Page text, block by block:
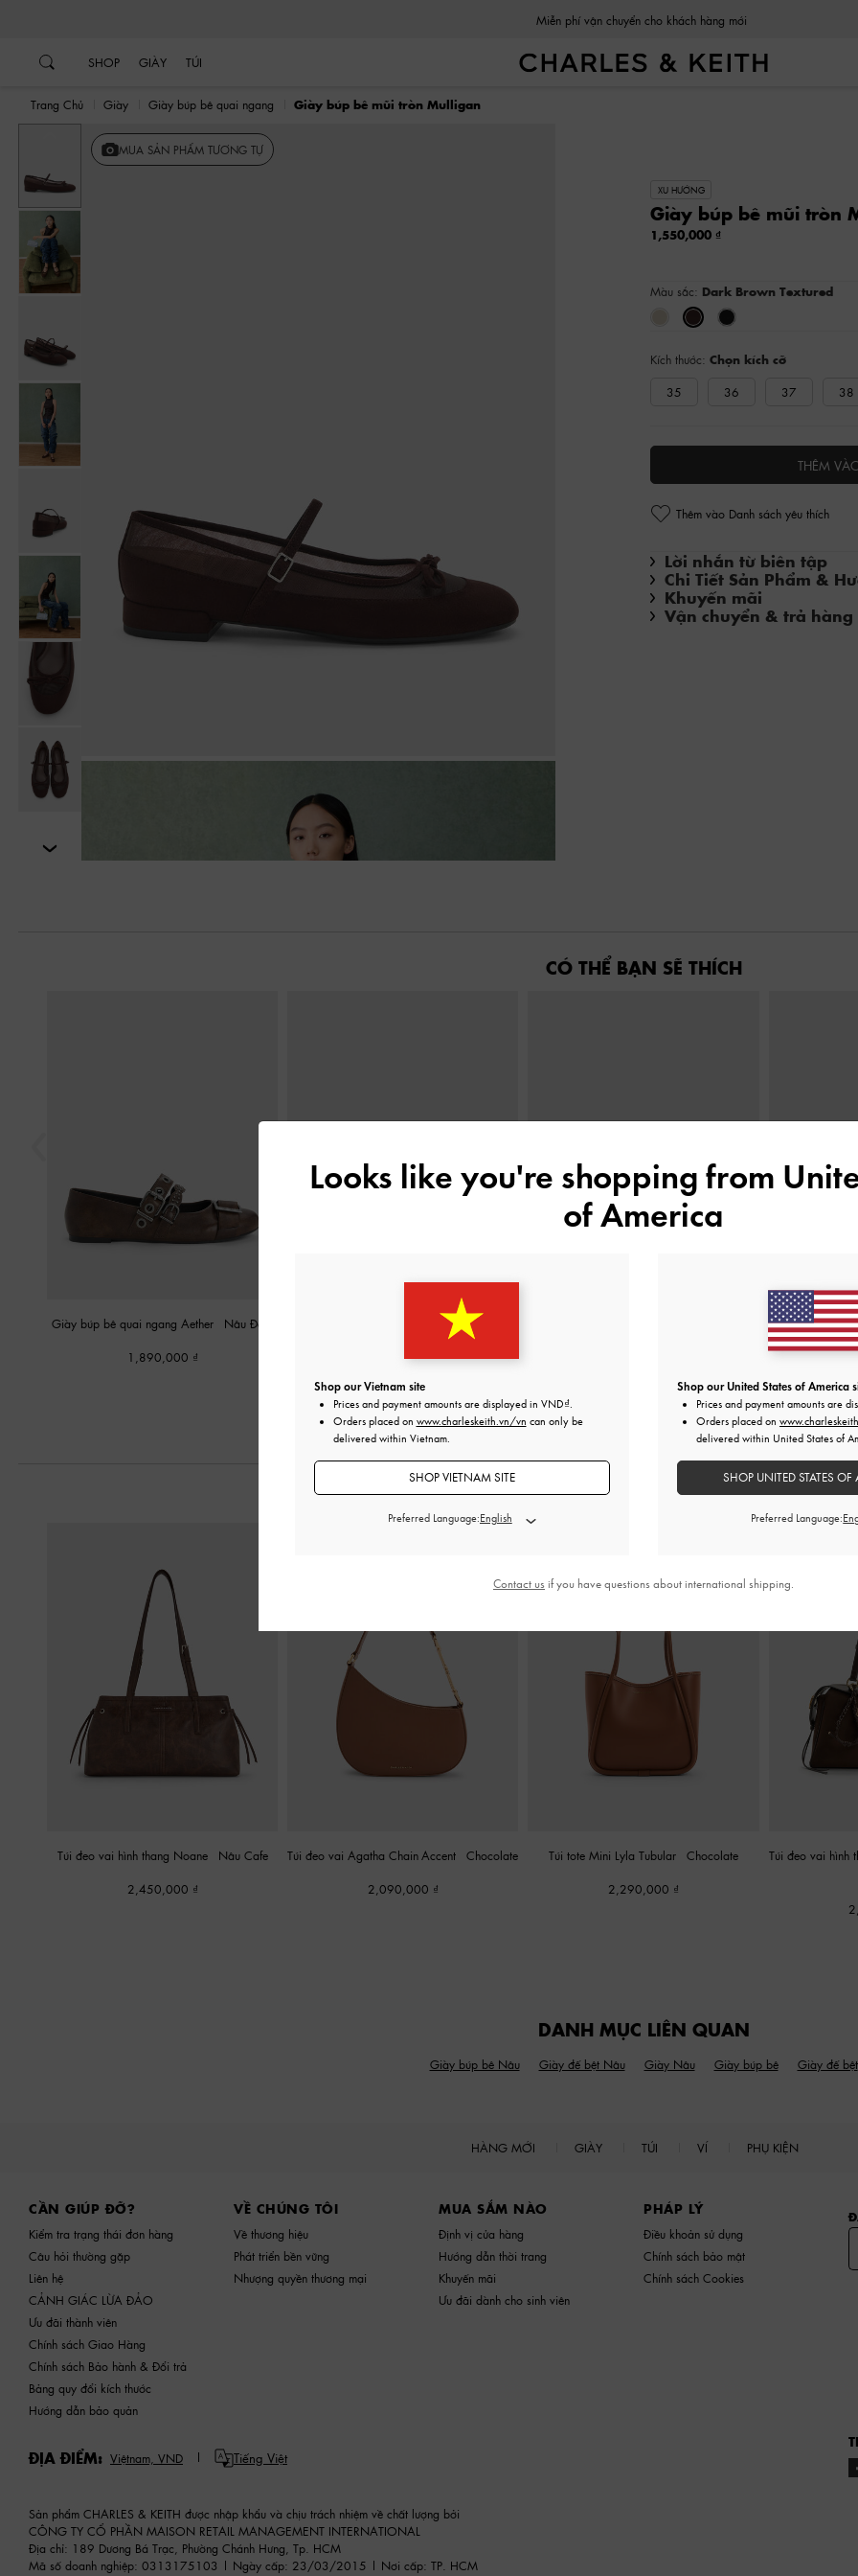
Miễn phí vận chuyển cho khách hàng mới
SHOP GIÀY TÚI
Trang Chủ Giày Giày búp bê quai ngang Giày búp bê mũi tròn Mulligan
Tiếp theo
MUA SẢN PHẨM TƯƠNG TỰ
XU HƯỚNG
Giày búp bê mũi tròn
1,550,000
Màu sắc: Dark Brown Textured
Kích thước: Chọn kích cỡ
35
36 37 38
THÊM
Thêm vào Danh sách yêu thích
Lời nhắn từ biên tập
Chi Tiết Sản Phẩm &
Khuyến mãi
Vận chuyển & trả hàng
CÓ THỂ BẠN SẼ THÍCH
Giày búp bê quai ngang Aether
Nâu Đậm
1,890,000
Giày búp bê mũi tròn Emiko Faux Suede Bow
Dark Brown Textured
Giày búp bê đế
Dark
KẾT HỢP CÙNG
Túi đeo vai hình thang Noane
Nâu Cafe
2,450,000
Túi đeo vai Agatha Chain-Accent -Chocolate
2,090,000
Túi tote Mini Lyla Tubular
Chocolate
2,290,000
Túi đeo vai hình
DANH MỤC LIÊN QUAN
Giày búp bê Nâu Giày đế bệt Nâu Giày Nâu Giày búp bê Giày đế bệt
HÀNG MỚI GIÀY TÚI VÍ PHỤ KIỆN
CẦN GIÚP ĐỠ?
Kiểm tra trạng thái đơn hàng
Câu hỏi thường gặp
Liên hệ
CẢNH GIÁC LỪA ĐẢO
Ưu đãi thành viên
Chính sách Giao Hàng
Chính sách Bảo hành & Đổi trả
Bảng quy đổi kích thước
Hướng dẫn bảo quản
VỀ CHÚNG TÔI
Về thương hiệu
Phát triển bền vững
Nhượng quyền thương mại
MUA SẮM NÀO
Định vị cửa hàng
Hướng dẫn thời trang
Khuyến mãi
Ưu đãi dành cho sinh viên
PHÁP LÝ
Điều khoản sử dụng
Chính sách bảo mật
Chính sách Cookies
ĐỊA ĐIỂM: Việtnam, VND Tiếng Việt
Sản phẩm CHARLES & KEITH được nhập khẩu và chịu trách nhiệm về chất lượng bởi
CÔNG TY CỔ PHẦN MAISON RETAIL MANAGEMENT INTERNATIONAL
Địa chỉ: 189 Dương Bá Trạc, Phường Chánh Hưng, Tp. HCM
Mã số doanh nghiệp: 0313175103 | Ngày cấp: 23/03/2015 | Nơi cấp: TP. HCM
Looks like you're shopping from
of America
Shop our Vietnam site
Prices and payment amounts are displayed in VND .
Orders placed on www.charleskeith.vn/vn can only be
delivered within Vietnam.
SHOP VIETNAM SITE
Preferred Language:
Shop our United States of America
Prices and payment amounts are
Orders placed on
delivered within United States of
SHOP UNITED STATES OF
Preferred Language:
Contact us if you have questions about international shipping.